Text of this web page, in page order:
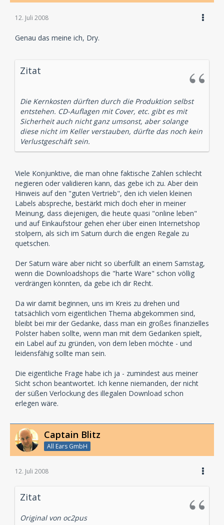
12. Juli 2008
Genau das meine ich, Dry.
Zitat
Die Kernkosten dürften durch die Produktion selbst
entstehen. CD-Auflagen mit Cover, etc. gibt es mit
Sicherheit auch nicht ganz umsonst, aber solange
diese nicht im Keller verstauben, dürfte das noch kein
Verlustgeschäft sein.
Viele Konjunktive, die man ohne faktische Zahlen schlecht
negieren oder validieren kann, das gebe ich zu. Aber dein
Hinweis auf den "guten Vertrieb", den ich vielen kleinen
Labels abspreche, bestärkt mich doch eher in meiner
Meinung, dass diejenigen, die heute quasi "online leben"
und auf Einkaufstour gehen eher über einen Internetshop
stolpern, als sich im Saturn durch die engen Regale zu
quetschen.
Der Saturn wäre aber nicht so überfüllt an einem Samstag,
wenn die Downloadshops die "harte Ware" schon völlig
verdrängen könnten, da gebe ich dir Recht.
Da wir damit beginnen, uns im Kreis zu drehen und
tatsächlich vom eigentlichen Thema abgekommen sind,
bleibt bei mir der Gedanke, dass man ein großes finanzielles
Polster haben sollte, wenn man mit dem Gedanken spielt,
ein Label auf zu gründen, von dem leben möchte - und
leidensfähig sollte man sein.
Die eigentliche Frage habe ich ja - zumindest aus meiner
Sicht schon beantwortet. Ich kenne niemanden, der nicht
der süßen Verlockung des illegalen Download schon
erlegen wäre.
Captain Blitz
All Ears GmbH
12. Juli 2008
Zitat
Original von oc2pus